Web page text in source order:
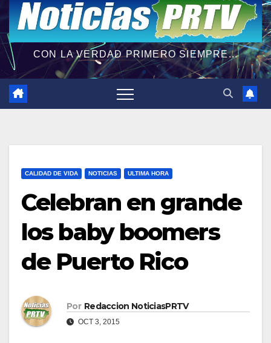
CON LA VERDAD PRIMERO SIEMPRE...
CALIDAD DE VIDA NOTICIAS ULTIMA HORA
Celebran en grande
los baby boomers
de Puerto Rico
Por Redaccion NoticiasPRTV
OCT 3, 2015